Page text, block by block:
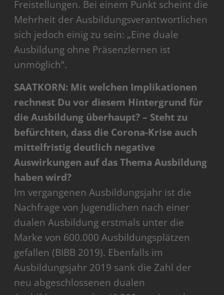
Freistellungen. Bei einem Punkt scheint die
Mehrheit der Ausbildungsverantwortlichen
sich jedoch einig zu sein: „Eine duale
Ausbildung ohne Präsenzlernen ist
unmöglich“.
SAATKORN: Mit welchen Implikationen
rechnest Du vor diesem Hintergrund für
die Ausbildung überhaupt? – Steht zu
befürchten, dass die Corona-Krise auch
mittelfristig deutlich negative
Auswirkungen auf das Thema Ausbildung
haben wird?
Im vergangenen Ausbildungsjahr ist die
Nachfrage von Jugendlichen nach einer
dualen Ausbildung erstmals unter die
Marke von 600.000 Ausbildungsplätzen
gefallen (BIBB 2019). Ebenfalls im
Ausbildungsjahr 2019 sank die Zahl der
neu abgeschlossenen dualen